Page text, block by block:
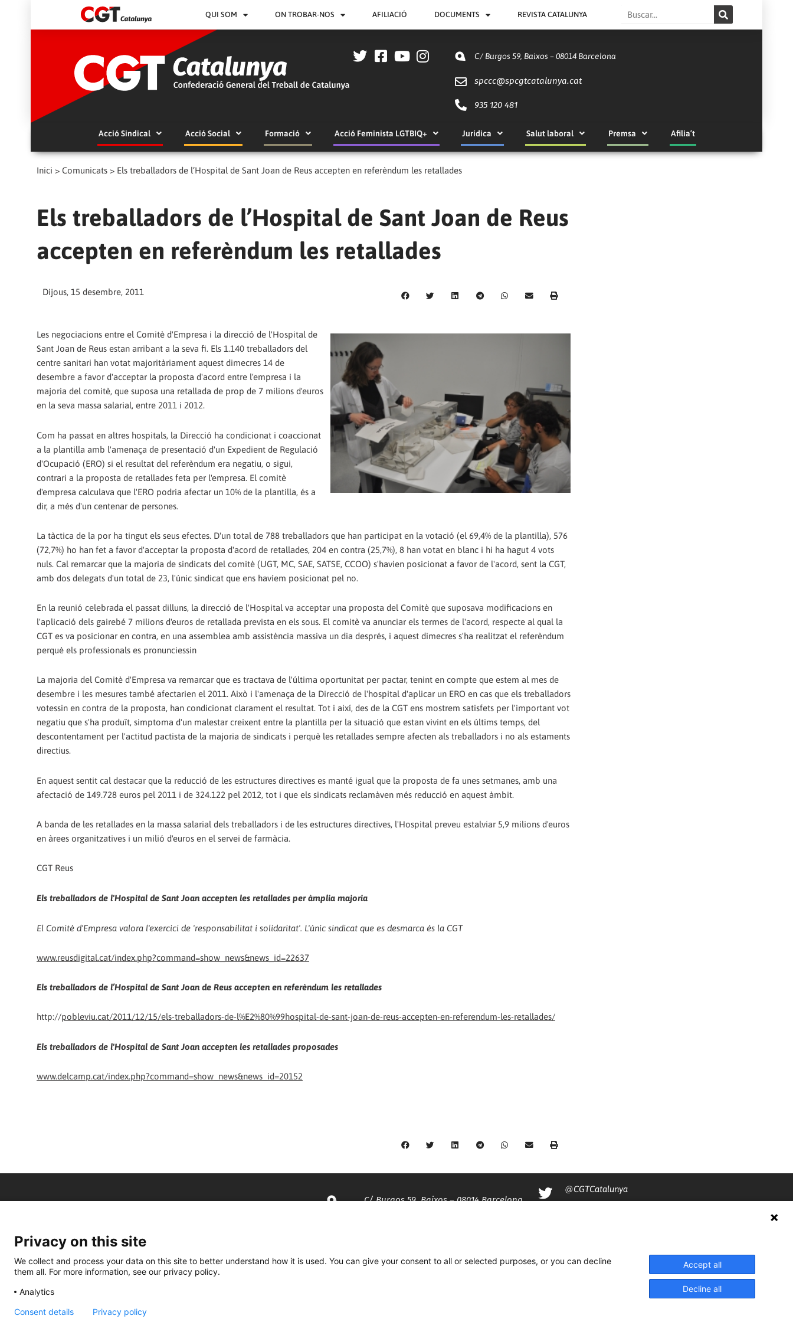
QUI SOM ON TROBAR-NOS AFILIACIÓ DOCUMENTS REVISTA CATALUNYA Search
C/ Burgos 59, Baixos – 08014 Barcelona
spccc@spcgtcatalunya.cat
935 120 481
Acció Sindical Acció Social Formació Acció Feminista LGTBIQ+ Jurídica Salut laboral Premsa Afilia’t
Inici > Comunicats > Els treballadors de l’Hospital de Sant Joan de Reus accepten en referèndum les retallades
Els treballadors de l’Hospital de Sant Joan de Reus
accepten en referèndum les retallades
Dijous, 15 desembre, 2011
Les negociacions entre el Comitè d'Empresa i la direcció de l'Hospital de
Sant Joan de Reus estan arribant a la seva fi. Els 1.140 treballadors del
centre sanitari han votat majoritàriament aquest dimecres 14 de
desembre a favor d'acceptar la proposta d'acord entre l'empresa i la
majoria del comitè, que suposa una retallada de prop de 7 milions d'euros
en la seva massa salarial, entre 2011 i 2012.
Com ha passat en altres hospitals, la Direcció ha condicionat i coaccionat
a la plantilla amb l'amenaça de presentació d'un Expedient de Regulació
d'Ocupació (ERO) si el resultat del referèndum era negatiu, o sigui,
contrari a la proposta de retallades feta per l'empresa. El comitè
d'empresa calculava que l'ERO podria afectar un 10% de la plantilla, és a
dir, a més d'un centenar de persones.
La tàctica de la por ha tingut els seus efectes. D'un total de 788 treballadors que han participat en la votació (el 69,4% de la plantilla), 576
(72,7%) ho han fet a favor d'acceptar la proposta d'acord de retallades, 204 en contra (25,7%), 8 han votat en blanc i hi ha hagut 4 vots
nuls. Cal remarcar que la majoria de sindicats del comitè (UGT, MC, SAE, SATSE, CCOO) s'havien posicionat a favor de l'acord, sent la CGT,
amb dos delegats d'un total de 23, l'únic sindicat que ens havíem posicionat pel no.
En la reunió celebrada el passat dilluns, la direcció de l'Hospital va acceptar una proposta del Comitè que suposava modificacions en
l'aplicació dels gairebé 7 milions d'euros de retallada prevista en els sous. El comitè va anunciar els termes de l'acord, respecte al qual la
CGT es va posicionar en contra, en una assemblea amb assistència massiva un dia després, i aquest dimecres s'ha realitzat el referèndum
perquè els professionals es pronunciessin
La majoria del Comitè d'Empresa va remarcar que es tractava de l'última oportunitat per pactar, tenint en compte que estem al mes de
desembre i les mesures també afectarien el 2011. Això i l'amenaça de la Direcció de l'hospital d'aplicar un ERO en cas que els treballadors
votessin en contra de la proposta, han condicionat clarament el resultat. Tot i així, des de la CGT ens mostrem satisfets per l'important vot
negatiu que s'ha produït, simptoma d'un malestar creixent entre la plantilla per la situació que estan vivint en els últims temps, del
descontentament per l'actitud pactista de la majoria de sindicats i perquè les retallades sempre afecten als treballadors i no als estaments
directius.
En aquest sentit cal destacar que la reducció de les estructures directives es manté igual que la proposta de fa unes setmanes, amb una
afectació de 149.728 euros pel 2011 i de 324.122 pel 2012, tot i que els sindicats reclamàven més reducció en aquest àmbit.
A banda de les retallades en la massa salarial dels treballadors i de les estructures directives, l'Hospital preveu estalviar 5,9 milions d'euros
en àrees organitzatives i un milió d'euros en el servei de farmàcia.
CGT Reus
Els treballadors de l'Hospital de Sant Joan accepten les retallades per àmplia majoria
El Comitè d'Empresa valora l'exercici de 'responsabilitat i solidaritat'. L'únic sindicat que es desmarca és la CGT
www.reusdigital.cat/index.php?command=show_news&news_id=22637
Els treballadors de l’Hospital de Sant Joan de Reus accepten en referèndum les retallades
http://pobleviu.cat/2011/12/15/els-treballadors-de-l%E2%80%99hospital-de-sant-joan-de-reus-accepten-en-referendum-les-retallades/
Els treballadors de l'Hospital de Sant Joan accepten les retallades proposades
www.delcamp.cat/index.php?command=show_news&news_id=20152
C/ Burgos 59, Baixos – 08014 Barcelona
@CGTCatalunya
Privacy on this site
We collect and process your data on this site to better understand how it is used. You can give your consent to all or selected purposes, or you can decline
them all. For more information, see our privacy policy.
Analytics
Accept all
Decline all
Consent details Privacy policy